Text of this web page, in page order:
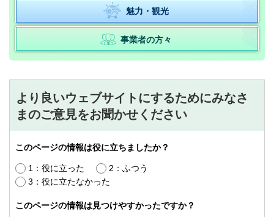
魅力・観光
事業者の方々
より良いウェブサイトにするためにみなさ
まのご意見をお聞かせください
このページの情報は役に立ちましたか？
1：役に立った
2：ふつう
3：役に立たなかった
このページの情報は見つけやすかったですか？